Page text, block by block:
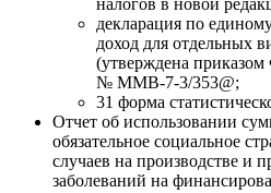
декларация по
доход для отдельных
(утверждена
№ ММВ-7-3/353@;
31 форма
Отчет об использовании
обязательное социальное
случаев на производстве и
заболеваний на